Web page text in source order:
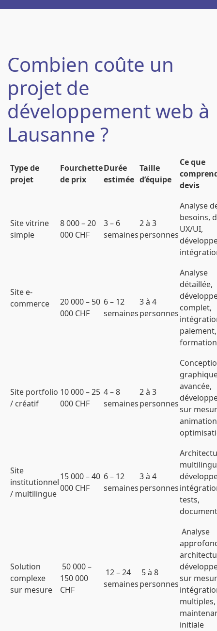
Combien coûte un
projet de
développement web à
Lausanne ?
Type de
projet
Fourchette
de prix
Durée
estimée
Taille
d’équipe
Ce que
devis
Site vitrine
simple
8 000 – 20
000 CHF
3 – 6
semaines
2 à 3
personnes
Analyse
besoins,
UX/UI,
Site e-
commerce
20 000 – 50
000 CHF
6 – 12
semaines
3 à 4
personnes
Analyse
détaillée,
complet,
formation
Site portfolio
/ créatif
10 000 – 25
000 CHF
4 – 8
semaines
2 à 3
personnes
avancée,
sur
Site
institutionnel
/ multilingue
15 000 – 40
000 CHF
6 – 12
semaines
3 à 4
personnes
tests,
Solution
complexe
sur mesure
50 000 –
150 000
CHF
12 – 24
semaines
5 à 8
personnes
Analyse
sur
initiale